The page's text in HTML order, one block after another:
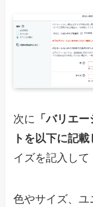
次に 「バリエ
トを以下に記
イズを記入して
色やサイズ、